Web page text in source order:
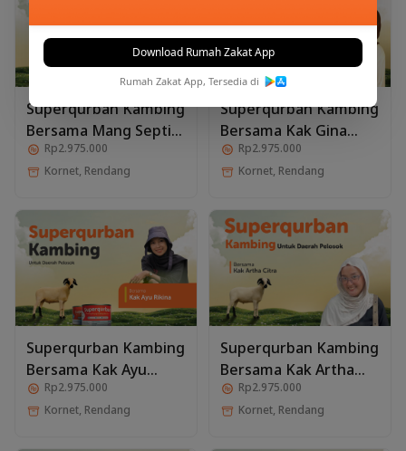
Download Rumah Zakat App
Rumah Zakat App, Tersedia di
Superqurban Kambing
Bersama Mang Septi
OjolRp2.975.000
Kornet, Rendang
Superqurban Kambing
Bersama Kak Gina
Amelia
Rp2.975.000
Kornet, Rendang
Superqurban Kambing
Bersama Kak Ayu
RikinaRp2.975.000
Kornet, Rendang
Superqurban Kambing
Bersama Kak Artha
CitraRp2.975.000
Kornet, Rendang